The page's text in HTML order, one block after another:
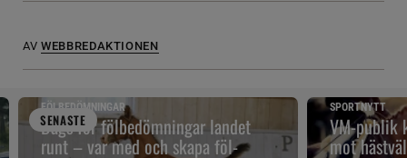
AV WEBBREDAKTIONEN
SENASTE
FÖLBEDÖMNINGAR
Dags för fölbedömningar landet
runt – var med och skapa föl-
SPORTNYTT
VM-publik
mot